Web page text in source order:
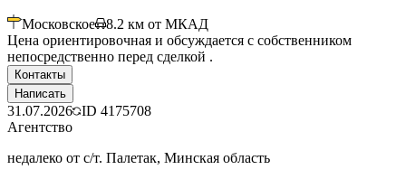
Московское 8.2 км от МКАД
Цена ориентировочная и обсуждается с собственником
непосредственно перед сделкой .
Контакты
Написать
31.07.2026 ID 4175708
Агентство
недалеко от с/т. Палетак, Минская область